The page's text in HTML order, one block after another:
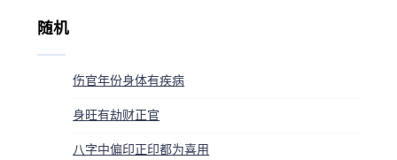
随机
伤官年份身体有疾病
身旺有劫财正官
八字中偏印正印都为喜用